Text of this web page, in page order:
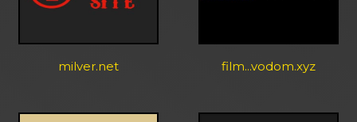
milver.net film...vodom.xyz